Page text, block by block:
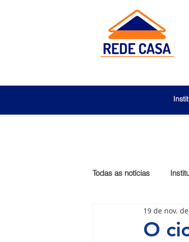
Todas as notícias
São Bernardo
O
19 de nov.